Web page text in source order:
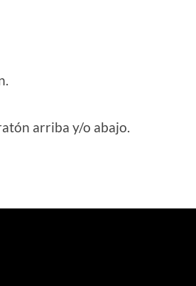
arriba y/o abajo.